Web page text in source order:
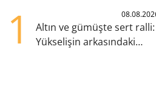
1
Altın ve gümüşte sert ralli:
Yükselişin arkasındaki